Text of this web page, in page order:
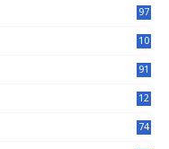
97
10
91
12
74